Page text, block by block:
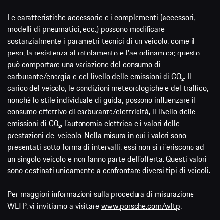
Le caratteristiche accessorie e i complementi (accessori,
modelli di pneumatici, ecc.) possono modificare
sostanzialmente i parametri tecnici di un veicolo, come il
peso, la resistenza al rotolamento e l'aerodinamica; questo
può comportare una variazione del consumo di
carburante/energia e del livello delle emissioni di CO₂. Il
carico del veicolo, le condizioni meteorologiche e del traffico,
nonché lo stile individuale di guida, possono influenzare il
consumo effettivo di carburante/elettricità, il livello delle
emissioni di CO₂, l’autonomia elettrica e i valori delle
prestazioni del veicolo. Nella misura in cui i valori sono
presentati sotto forma di intervalli, essi non si riferiscono ad
un singolo veicolo e non fanno parte dell'offerta. Questi valori
sono destinati unicamente a confrontare diversi tipi di veicoli.
Per maggiori informazioni sulla procedura di misurazione
WLTP, vi invitiamo a visitarewww.porsche.com/wltp.